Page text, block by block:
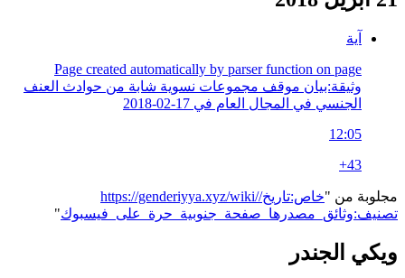
آية
Page created automatically by parser function on page
وثيقة:بيان موقف مجموعات نسوية شابة من حوادث العنف
الجنسي في المجال العام في 17-02-2018
12:05
+43
مجلوبة من "
https://genderiyya.xyz/wiki/خاص:تاريخ/
تصنيف:وثائق_مصدرها_صفحة_جنوبية_حرة_على_فيسبوك"
ويكي الجندر